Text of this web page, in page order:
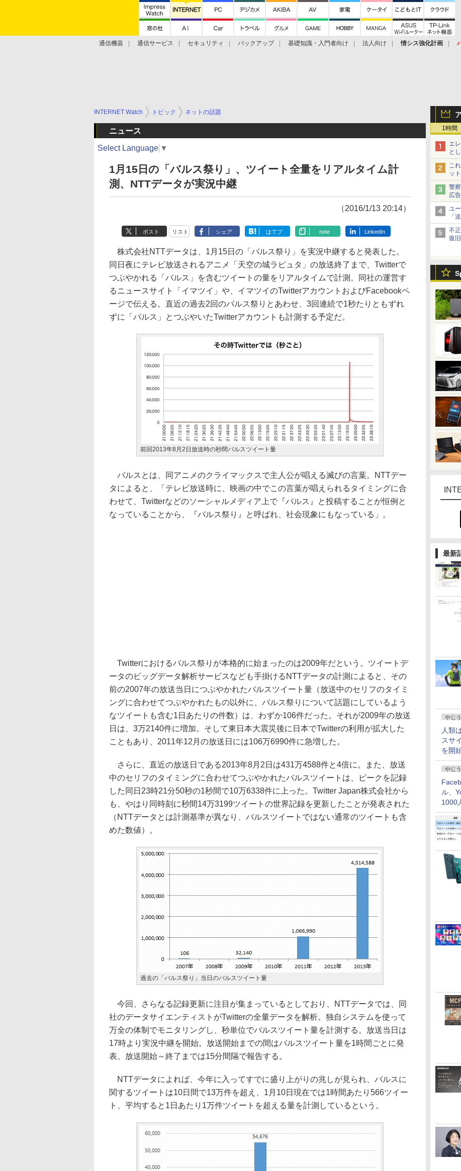
通信機器 通信サービス セキュリティ バックアップ 基礎知識・入門者向け 法人向け 情シス強化計画
1時間
エ
と
ス
え
こ
ッ
ー
ど
警
広
広
使
ユ
「
【
不
復
最新
やじ
人類
スサ
を開
やじ
ル、
1000
価格
INTERNET Watch トピック ネットの話題
ニュース
Select Language ▼
1月15日の「バルス祭り」、ツイート全量をリアルタイム計
測、NTTデータが実況中継
（2016/1/13 20:14）
ポスト リスト シェア はてブ note LinkedIn
株式会社NTTデータは、1月15日の「バルス祭り」を実況中継すると発表した。
同日夜にテレビ放送されるアニメ「天空の城ラピュタ」の放送終了まで、Twitterで
つぶやかれる「バルス」を含むツイートの量をリアルタイムで計測。同社の運営す
るニュースサイト「イマツイ」や、イマツイのTwitterアカウントおよびFacebookペ
ージで伝える。直近の過去2回のバルス祭りとあわせ、3回連続で1秒たりともずれ
ずに「バルス」とつぶやいたTwitterアカウントも計測する予定だ。
前回2013年8月2日放送時の秒間バルスツイート量
バルスとは、同アニメのクライマックスで主人公が唱える滅びの言葉。NTTデー
タによると、「テレビ放送時に、映画の中でこの言葉が唱えられるタイミングに合
わせて、Twitterなどのソーシャルメディア上で『バルス』と投稿することが恒例と
なっていることから、『バルス祭り』と呼ばれ、社会現象にもなっている」。
Twitterにおけるバルス祭りが本格的に始まったのは2009年だという。ツイートデ
ータのビッグデータ解析サービスなども手掛けるNTTデータの計測によると、その
前の2007年の放送当日につぶやかれたバルスツイート量（放送中のセリフのタイミ
ングに合わせてつぶやかれたもの以外に、バルス祭りについて話題にしているよう
なツイートも含む1日あたりの件数）は、わずか106件だった。それが2009年の放送
日は、3万2140件に増加。そして東日本大震災後に日本でTwitterの利用が拡大した
こともあり、2011年12月の放送日には106万6990件に急増した。
さらに、直近の放送日である2013年8月2日は431万4588件と4倍に。また、放送
中のセリフのタイミングに合わせてつぶやかれたバルスツイートは、ピークを記録
した同日23時21分50秒の1秒間で10万6338件に上った。Twitter Japan株式会社から
も、やはり同時刻に秒間14万3199ツイートの世界記録を更新したことが発表された
（NTTデータとは計測基準が異なり、バルスツイートではない通常のツイートも含
めた数値）。
過去の「バルス祭り」当日のバルスツイート量
今回、さらなる記録更新に注目が集まっているとしており、NTTデータでは、同
社のデータサイエンティストがTwitterの全量データを解析。独自システムを使って
万全の体制でモニタリングし、秒単位でバルスツイート量を計測する。放送当日は
17時より実況中継を開始。放送開始までの間はバルスツイート量を1時間ごとに発
表、放送開始～終了までは15分間隔で報告する。
NTTデータによれば、今年に入ってすでに盛り上がりの兆しが見られ、バルスに
関するツイートは10日間で13万件を超え、1月10日現在では1時間あたり566ツイー
ト、平均すると1日あたり1万件ツイートを超える量を計測しているという。